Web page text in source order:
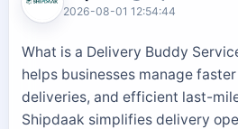
2026-08-01 12:54:44
What is a Delivery Buddy
helps businesses manage
deliveries, and efficient last-
Shipdaak simplifies delivery